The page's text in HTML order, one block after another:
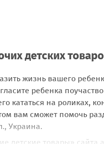
детских
жизнь вашего
ребенка
кататься на роликах,
вам сможет помочь
Украина.